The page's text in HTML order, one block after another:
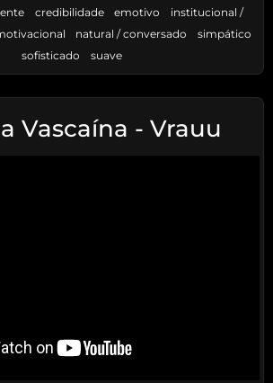
credibilidade emotivo
institucional /
natural / conversado
simpático
sofisticado
suave
Vascaína - Vrauu